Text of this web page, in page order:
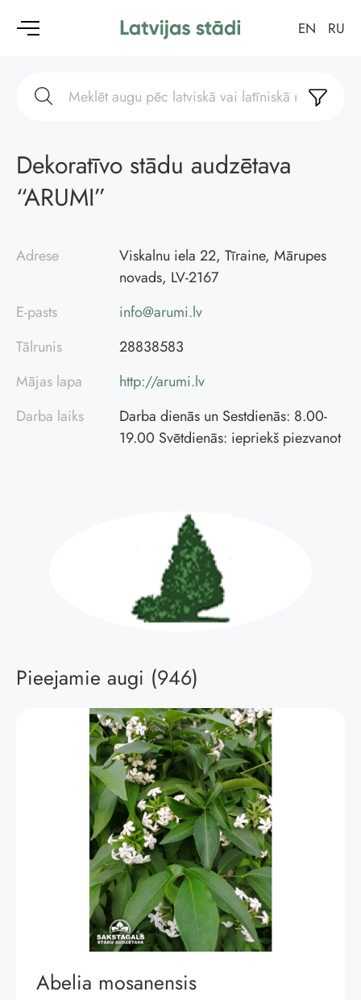
EN RU
Dekoratīvo stādu audzētava
“ARUMI”
Adrese
Viskalnu iela 22, Tīraine, Mārupes
novads, LV-2167
E-pasts
info@arumi.lv
Tālrunis
28838583
Mājas lapa
http://arumi.lv
Darba laiks
Darba dienās un Sestdienās: 8.00-
19.00 Svētdienās: iepriekš piezvanot
Pieejamie augi (946)
Abelia mosanensis